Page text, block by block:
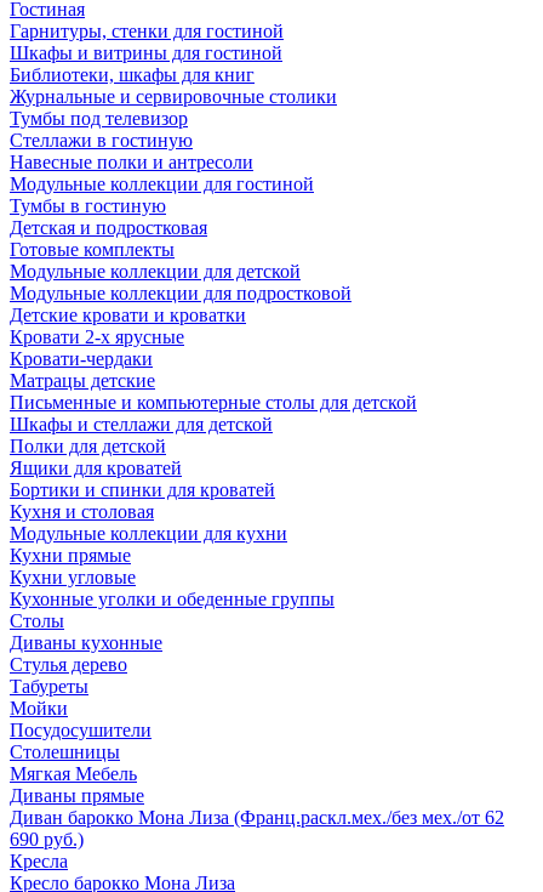
Гостиная
Гарнитуры, стенки для гостиной
Шкафы и витрины для гостиной
Библиотеки, шкафы для книг
Журнальные и сервировочные столики
Тумбы под телевизор
Стеллажи в гостиную
Навесные полки и антресоли
Модульные коллекции для гостиной
Тумбы в гостиную
Детская и подростковая
Готовые комплекты
Модульные коллекции для детской
Модульные коллекции для подростковой
Детские кровати и кроватки
Кровати 2-х ярусные
Кровати-чердаки
Матрацы детские
Письменные и компьютерные столы для детской
Шкафы и стеллажи для детской
Полки для детской
Ящики для кроватей
Бортики и спинки для кроватей
Кухня и столовая
Модульные коллекции для кухни
Кухни прямые
Кухни угловые
Кухонные уголки и обеденные группы
Столы
Диваны кухонные
Стулья дерево
Табуреты
Мойки
Посудосушители
Столешницы
Мягкая Мебель
Диваны прямые
Диван барокко Мона Лиза (Франц.раскл.мех./без мех./от 62
690 руб.)
Кресла
Кресло барокко Мона Лиза